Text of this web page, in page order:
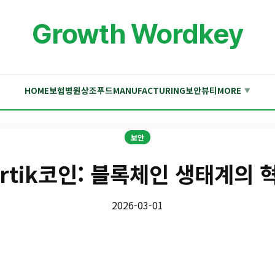
Growth Wordkey
HOME보험병원상조푸드MANUFACTURING보안뷰티MORE ▼
보안
코인: 블록체인 생태계의
2026-03-01